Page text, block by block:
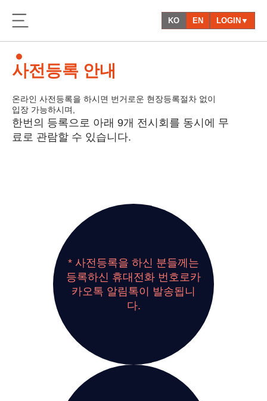
KO EN LOGIN▼
사전등록 안내
온라인 사전등록을 하시면 번거로운 현장등록절차 없이
입장 가능하시며,
한번의 등록으로 아래 9개 전시회를 동시에 무
료로 관람할 수 있습니다.
* 사전등록을 하신 분들께는
등록하신 휴대전화 번호로카
카오톡 알림톡이 발송됩니
다.